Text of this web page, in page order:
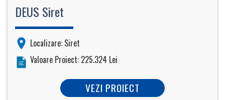
DEUS Siret
Localizare: Siret
Valoare Proiect: 225.324 Lei
VEZI PROIECT